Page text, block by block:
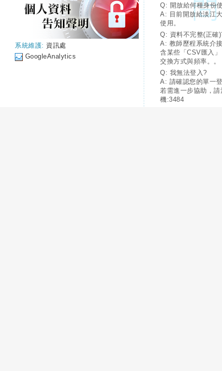
系統維護: 資訊處
GoogleAnalytics
Q: 開放給何種身份
A: 目前開放給淡江
使用。
Q: 資料不完整(正確
A: 教師歷程系統介
含某些「CSV匯入
交換方式與頻率。。
Q: 我無法登入?
A: 請確認您的單一
若需進一步協助，
機:3484